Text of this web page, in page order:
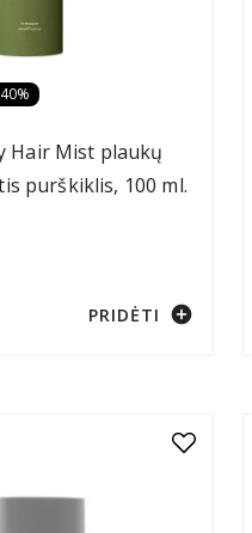
Hair Mist plaukų
purškiklis, 100 ml.
PRIDĖTI add_circle